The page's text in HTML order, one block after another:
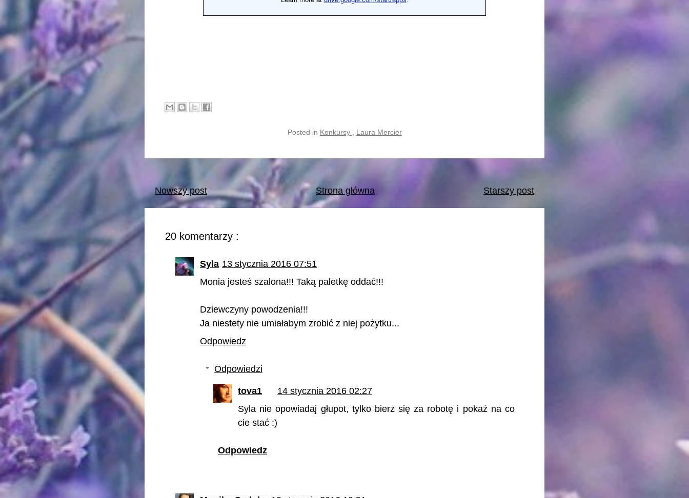
Posted in Konkursy Laura Mercier
Nowszy post Starszy post
Strona główna
20 komentarzy :
Syla 13 stycznia 2016 07:51
Monia jesteś szalona!!! Taką paletkę oddać!!!
Dziewczyny powodzenia!!!
Ja niestety nie umiałabym zrobić z niej pożytku...
Odpowiedz
Odpowiedzi
tova1
14 stycznia 2016 02:27
Syla nie opowiadaj głupot, tylko bierz się za robotę i pokaż na co
cie stać :)
Odpowiedz